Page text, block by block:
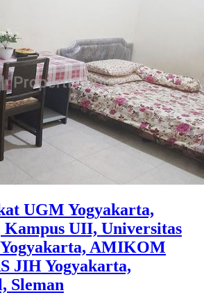
UGM Yogyakarta,
Kampus UII, Universitas
AMIKOM
JIH Yogyakarta,
Sleman